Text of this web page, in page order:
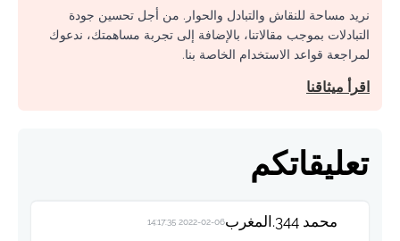
نريد مساحة للنقاش والتبادل والحوار. من أجل تحسين جودة
التبادلات بموجب مقالاتنا، بالإضافة إلى تجربة مساهمتك، ندعوك
لمراجعة قواعد الاستخدام الخاصة بنا.
اقرأ ميثاقنا
تعليقاتكم
محمد 344.المغرب 2022-02-06 14:17:35